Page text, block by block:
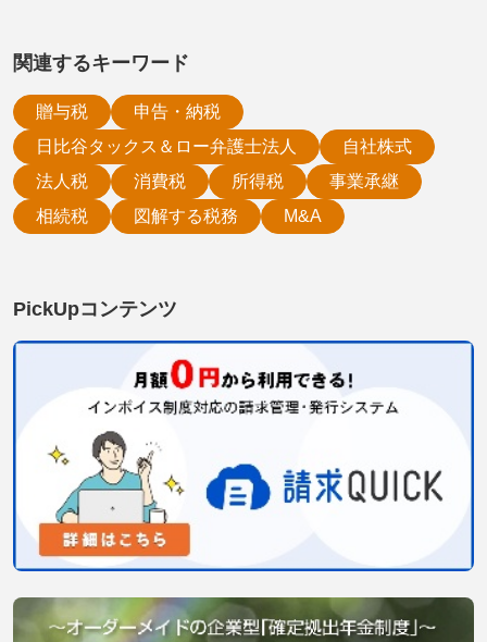
関連するキーワード
贈与税
申告・納税
日比谷タックス＆ロー弁護士法人
自社株式
法人税
消費税 所得税
事業承継
相続税
図解する税務 M&A
PickUpコンテンツ